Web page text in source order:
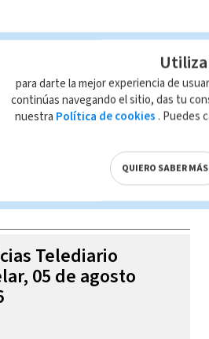
de esta página, mismo que es
con las leyes aplicables.
MÁS VIDEOS
Telediario
05 de agosto
para darte la mejor experiencia de
continúas navegando el sitio, das tu
nuestra Política de cookies . Puedes
QUIERO SABER MÁS